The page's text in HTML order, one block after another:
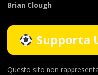
Brian Clough
Supporta
Questo sito non